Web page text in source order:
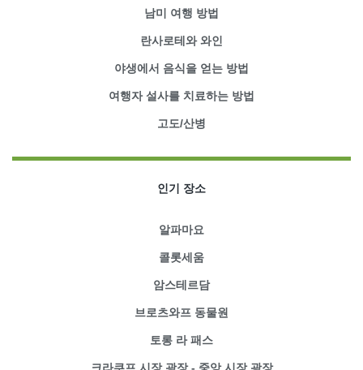
남미 여행 방법
란사로테와 와인
야생에서 음식을 얻는 방법
여행자 설사를 치료하는 방법
고도/산병
인기 장소
알파마요
콜롯세움
암스테르담
브로츠와프 동물원
토롱 라 패스